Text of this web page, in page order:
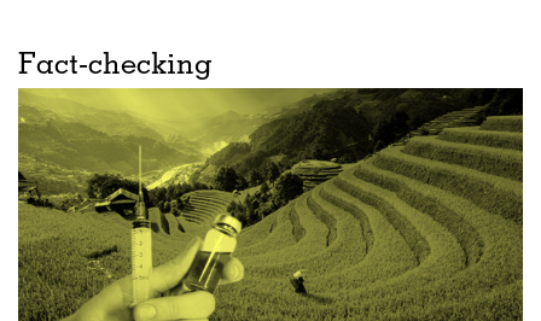
Fact-checking